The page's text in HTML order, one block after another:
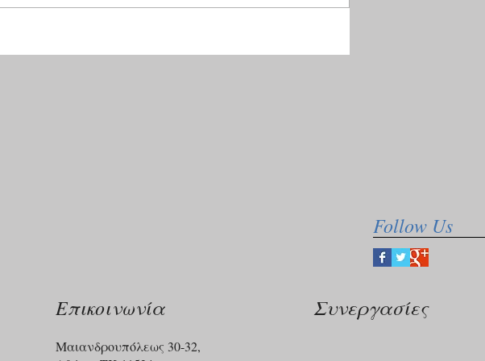
Follow Us
Επικοινωνία
Μαιανδρουπόλεως 30-32,
Συνεργασίες